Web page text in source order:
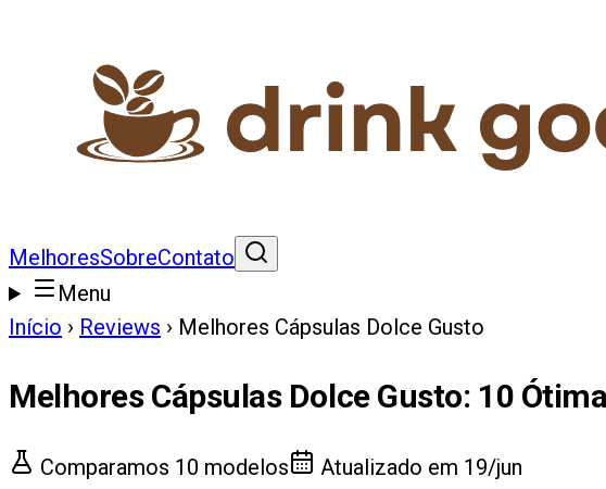
MelhoresSobreContato
Menu
Início › Reviews › Melhores Cápsulas Dolce Gusto
Melhores Cápsulas Dolce Gusto: 10
Comparamos 10 modelos Atualizado em 19/jun